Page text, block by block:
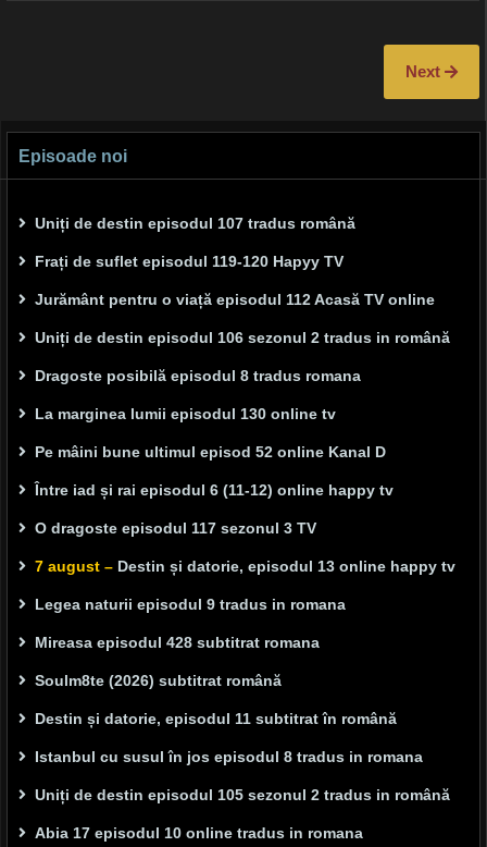
Next
Episoade noi
Uniți de destin episodul 107 tradus română
Frați de suflet episodul 119-120 Hapyy TV
Jurământ pentru o viață episodul 112 Acasă TV online
Uniți de destin episodul 106 sezonul 2 tradus in română
Dragoste posibilă episodul 8 tradus romana
La marginea lumii episodul 130 online tv
Pe mâini bune ultimul episod 52 online Kanal D
Între iad și rai episodul 6 (11-12) online happy tv
O dragoste episodul 117 sezonul 3 TV
7 august – Destin și datorie, episodul 13 online happy tv
Legea naturii episodul 9 tradus in romana
Mireasa episodul 428 subtitrat romana
Soulm8te (2026) subtitrat română
Destin și datorie, episodul 11 subtitrat în română
Istanbul cu susul în jos episodul 8 tradus in romana
Uniți de destin episodul 105 sezonul 2 tradus in română
Abia 17 episodul 10 online tradus in romana